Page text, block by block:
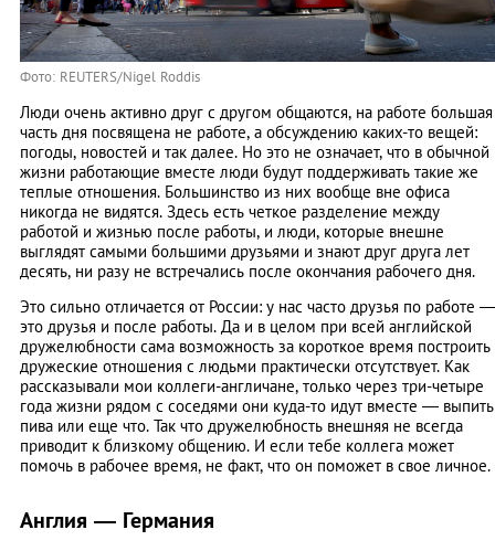
Фото: REUTERS/Nigel Roddis
Люди очень активно друг с другом общаются, на работе большая
часть дня посвящена не работе, а обсуждению каких-то вещей:
погоды, новостей и так далее. Но это не означает, что в обычной
жизни работающие вместе люди будут поддерживать такие же
теплые отношения. Большинство из них вообще вне офиса
никогда не видятся. Здесь есть четкое разделение между
работой и жизнью после работы, и люди, которые внешне
выглядят самыми большими друзьями и знают друг друга лет
десять, ни разу не встречались после окончания рабочего дня.
Это сильно отличается от России: у нас часто друзья по работе —
это друзья и после работы. Да и в целом при всей английской
дружелюбности сама возможность за короткое время построить
дружеские отношения с людьми практически отсутствует. Как
рассказывали мои коллеги-англичане, только через три-четыре
года жизни рядом с соседями они куда-то идут вместе — выпить
пива или еще что. Так что дружелюбность внешняя не всегда
приводит к близкому общению. И если тебе коллега может
помочь в рабочее время, не факт, что он поможет в свое личное.
Англия — Германия